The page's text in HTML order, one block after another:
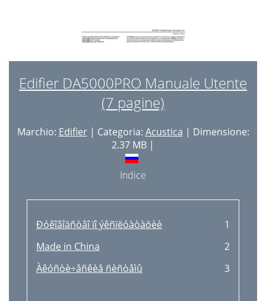
Edifier DA5000PRO Manuale Utente
(7 pagine)
Marchio: Edifier| Categoria: Acustica | Dimensione:
2.37 MB |
Indice
Ðóêîâîäñòâî ïî ýêñïëóàòàöèè
1
Made in China
2
Àêóñòè÷åñêèå ñèñòåìû
3